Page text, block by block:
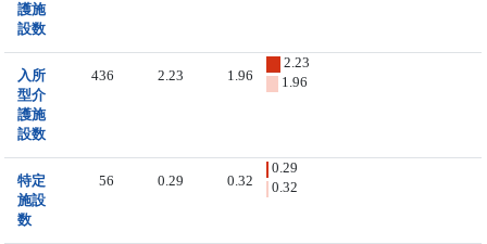
護施
設数
入所
型介
護施
設数
436 2.23 1.96
2.23
1.96
特定
施設
数
56 0.29 0.32
0.29
0.32